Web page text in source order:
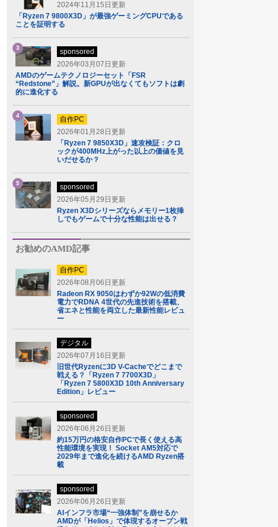
2024年11月15日更新
「Ryzen 7 9800X3D」が最強ゲーミングCPUである
ことを証明する
3
sponsored
2026年03月07日更新
AMDのゲームテクノロジーセット「FSR
“Redstone”」解説。新GPUが出なくてもソフトは劇
的に進化する
4
自作PC
2026年01月28日更新
「Ryzen 7 9850X3D」速攻検証：クロ
ックが400MHz上がった以上の価値を見
いだせるか？
5
sponsored
2026年05月29日更新
Ryzen X3Dシリーズならメモリー1枚挿
しでもゲームで十分な性能は出せる？
お勧めのAMD記事
自作PC
2026年08月06日更新
Radeon RX 9050はわずか92Wの低消費
電力でRDNA 4世代の先進技術を搭載、
省エネと性能を両立した最新性能レビュ
ー
デジタル
2026年07月16日更新
旧世代Ryzenに3D V-Cacheでどこまで
戦える？「Ryzen 7 7700X3D」
「Ryzen 7 5800X3D 10th Anniversary
Edition」レビュー
sponsored
2026年06月26日更新
約15万円の格安自作PCで長く使える高
性能環境を実現！ Socket AM5対応で
2029年まで進化を続けるAMD Ryzen搭
載
sponsored
2026年06月26日更新
AIインフラ市場“一強体制”を崩せるか
AMDが「Helios」で体現するオープン戦